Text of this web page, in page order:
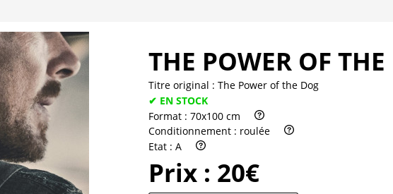
THE POWER OF THE
Titre original : The Power of the Dog
✔ EN STOCK
Format : 70x100 cm
Conditionnement : roulée
Etat : A
Prix : 20€